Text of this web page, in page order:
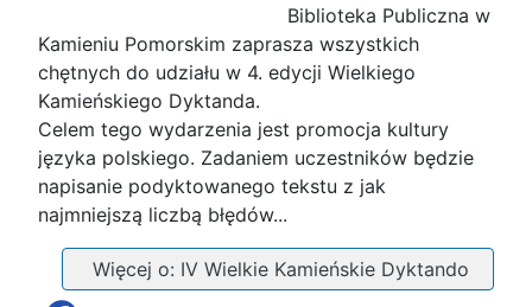
Biblioteka Publiczna w
Kamieniu Pomorskim zaprasza wszystkich
chętnych do udziału w 4. edycji Wielkiego
Kamieńskiego Dyktanda.
Celem tego wydarzenia jest promocja kultury
języka polskiego. Zadaniem uczestników będzie
napisanie podyktowanego tekstu z jak
najmniejszą liczbą błędów...
Więcej o: IV Wielkie Kamieńskie Dyktando